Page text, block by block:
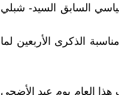
السابق السيد- شبلي
عشرة أيام، مناسبة الذكرى الأربعين لما
هذا العام يوم عيد الأضحى